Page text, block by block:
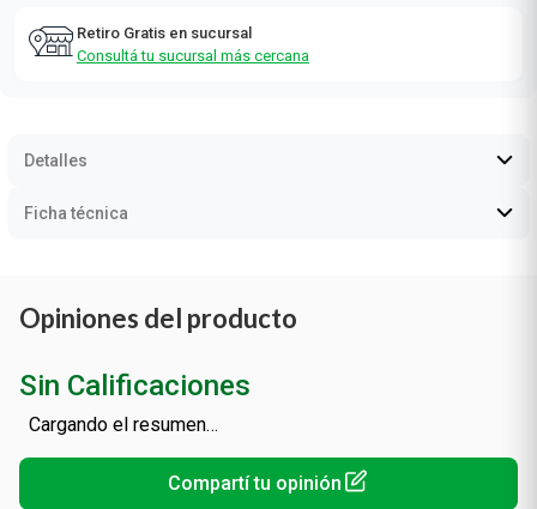
Retiro Gratis en sucursal
Consultá tu sucursal más cercana
Detalles
Ficha técnica
Opiniones del producto
Sin Calificaciones
Cargando el resumen…